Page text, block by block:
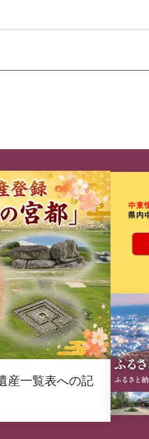
産一覧表への記